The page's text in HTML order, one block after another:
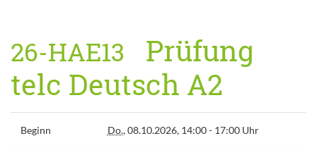
26-HAE13
Prüfung
telc Deutsch A2
Beginn Do., 08.10.2026, 14:00 - 17:00 Uhr